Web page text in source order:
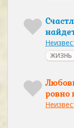
ЖИЗНЬ
ровно